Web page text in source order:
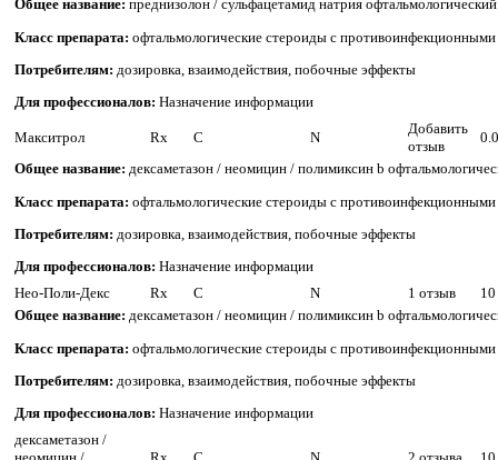
Общее название: преднизолон / сульфацетамид натрия офтальмологический
Класс препарата: офтальмологические стероиды с противоинфекционными
Потребителям: дозировка, взаимодействия, побочные эффекты
Для профессионалов: Назначение информации
Макситрол Rx C N
Добавить
отзыв
0.0
Общее название: дексаметазон / неомицин / полимиксин b
Класс препарата: офтальмологические стероиды с противоинфекционными
Потребителям: дозировка, взаимодействия, побочные эффекты
Для профессионалов: Назначение информации
Нео-Поли-Декс
Rx C N 1 отзыв
10
Общее название: дексаметазон / неомицин / полимиксин b
Класс препарата: офтальмологические стероиды с противоинфекционными
Потребителям: дозировка, взаимодействия, побочные эффекты
Для профессионалов: Назначение информации
дексаметазон /